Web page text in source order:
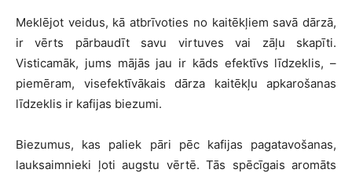
Meklējot veidus, kā atbrīvoties no kaitēkļiem savā dārzā,
ir vērts pārbaudīt savu virtuves vai zāļu skapīti.
Visticamāk, jums mājās jau ir kāds efektīvs līdzeklis, –
piemēram, visefektīvākais dārza kaitēkļu apkarošanas
līdzeklis ir kafijas biezumi.
Biezumus, kas paliek pāri pēc kafijas pagatavošanas,
lauksaimnieki ļoti augstu vērtē. Tās spēcīgais aromāts